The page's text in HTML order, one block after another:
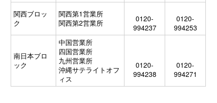
関西ブロッ
ク
関西第1営業所
関西第2営業所
0120-
994237
0120-
994253
南日本ブロ
ック
中国営業所
四国営業所
九州営業所
沖縄サテライトオフ
ィス
0120-
994238
0120-
994271